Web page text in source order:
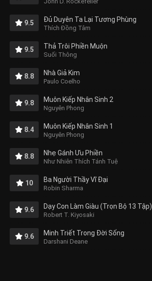
9.5 Đủ Duyên Ta Lại Tương Phùng
Thích Đồng Tâm
9.5 Thả Trôi Phiền Muộn
Suối Thông
8.8 Nhà Giả Kim
Paulo Coelho
9.8 Muôn Kiếp Nhân Sinh 2
Nguyên Phong
8.4 Muôn Kiếp Nhân Sinh 1
Nguyên Phong
8.8 Nhẹ Gánh Ưu Phiền
Như Nhiên Thích Tánh Tuệ
10 Ba Người Thầy Vĩ Đại
Robin Sharma
9.6 Dạy Con Làm Giàu (Trọn Bộ 13 Tập)
Robert T. Kiyosaki
9.6 Minh Triết Trong Đời Sống
Darshani Deane